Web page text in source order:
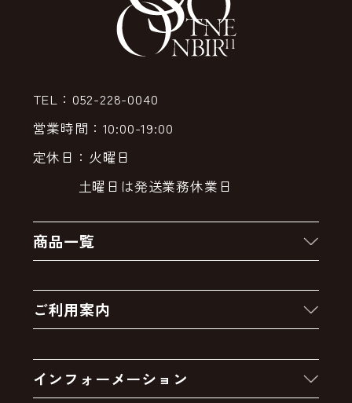
TEL：052-228-0040
営業時間：10:00-19:00
定休日：火曜日
土曜日は発送業務休業日
商品一覧
クーポン
卸販売・大量注文
アウトレットセール
ご利用案内
お支払いについて
インフォーメーション